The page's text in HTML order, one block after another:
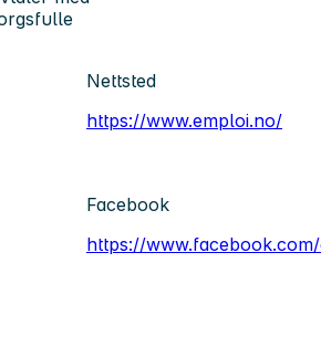
Nettsted
https://www.emploi.no/
Facebook
https://